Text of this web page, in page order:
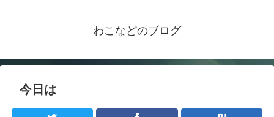
わこなどのブログ
今日は